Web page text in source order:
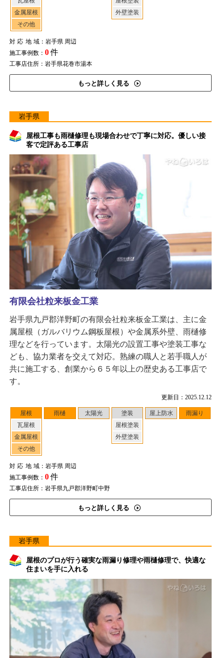
金属屋根
その他
外壁塗装
対応地域：岩手県 周辺
施工事例数： 0件
工事店住所：岩手県花巻市湯本
もっと詳しく見る
岩手県
屋根工事も雨樋修理も現場合わせで丁寧に対応。優しい接
客で定評ある工事店
更新日：2025.12.12
屋根
瓦屋根
金属屋根
その他
雨樋 太陽光
塗装
屋根塗装
外壁塗装
屋上防水 雨漏り
対応地域：岩手県 周辺
施工事例数： 0件
工事店住所：岩手県九戸郡洋野町中野
もっと詳しく見る
有限会社粒来板金工業
岩手県九戸郡洋野町の有限会社粒来板金工業は、主に金
属屋根（ガルバリウム鋼板屋根）や金属系外壁、雨樋修
理などを行っています。太陽光の設置工事や塗装工事な
ども、協力業者を交えて対応。熟練の職人と若手職人が
共に施工する、創業から６５年以上の歴史ある工事店で
す。
岩手県
屋根のプロが行う確実な雨漏り修理や雨樋修理で、快適な
住まいを手に入れる